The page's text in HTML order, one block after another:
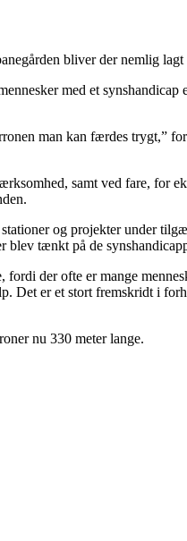
bliver der nemlig
med et synshandicap
man kan færdes trygt,”
samt ved fare, for
og projekter under
blev tænkt på de
der ofte er mange
Det er et stort fremskridt i
nu 330 meter lange.